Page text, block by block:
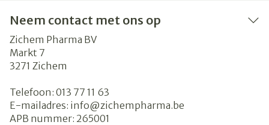
Neem contact met ons op
Zichem Pharma BV
Markt 7
3271 Zichem
Telefoon: 013 77 11 63
E-mailadres: info@zichempharma.be
APB nummer: 265001